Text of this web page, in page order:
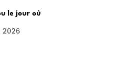
le jour où
2026